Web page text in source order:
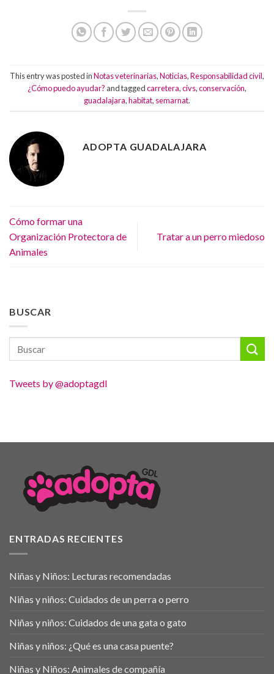
This entry was posted inNotas veterinarias,Noticias,Responsabilidad civil,
¿Cómo puedo ayudar? and taggedcarretera,civs,conservación,
guadalajara,habitat, semarnat.
ADOPTA GUADALAJARA
Cómo formar una
Organización Protectora de
Animales
Tratar a un perro miedoso
BUSCAR
Tweets by @adoptagdl
ENTRADAS RECIENTES
Niñas y Niños: Lecturas recomendadas
Niñas y niños: Cuidados de un perra o perro
Niñas y niños: Cuidados de una gata o gato
Niñas y niños: ¿Qué es una casa puente?
Niñas y Niños: Animales de compañía